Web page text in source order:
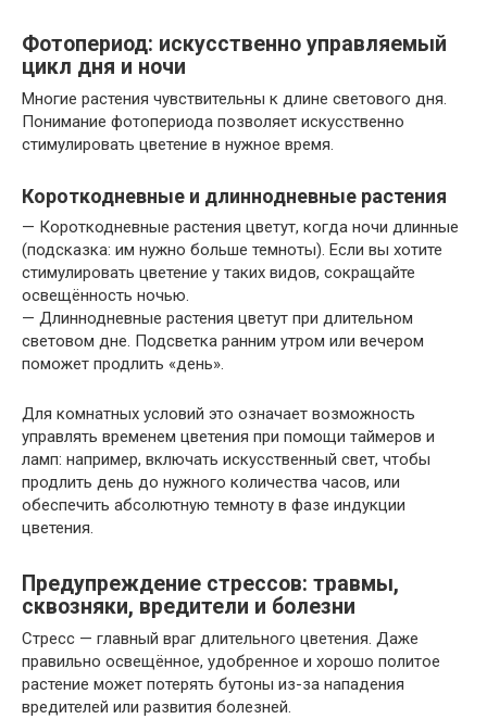
Фотопериод: искусственно управляемый
цикл дня и ночи
Многие растения чувствительны к длине светового дня.
Понимание фотопериода позволяет искусственно
стимулировать цветение в нужное время.
Короткодневные и длиннодневные растения
— Короткодневные растения цветут, когда ночи длинные
(подсказка: им нужно больше темноты). Если вы хотите
стимулировать цветение у таких видов, сокращайте
освещённость ночью.
— Длиннодневные растения цветут при длительном
световом дне. Подсветка ранним утром или вечером
поможет продлить «день».
Для комнатных условий это означает возможность
управлять временем цветения при помощи таймеров и
ламп: например, включать искусственный свет, чтобы
продлить день до нужного количества часов, или
обеспечить абсолютную темноту в фазе индукции
цветения.
Предупреждение стрессов: травмы,
сквозняки, вредители и болезни
Стресс — главный враг длительного цветения. Даже
правильно освещённое, удобренное и хорошо политое
растение может потерять бутоны из-за нападения
вредителей или развития болезней.